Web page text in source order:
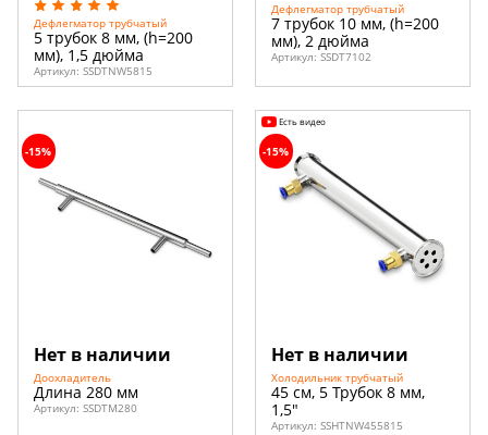
Дефлегматор трубчатый
5 трубок 8 мм, (h=200
мм), 1,5 дюйма
Артикул: SSDTNW5815
Дефлегматор трубчатый
7 трубок 10 мм, (h=200
мм), 2 дюйма
Артикул: SSDT7102
Нет в наличии
Доохладитель
Длина 280 мм
Артикул: SSDTM280
-15%
Есть видео
Нет в наличии
Холодильник трубчатый
45 см, 5 Трубок 8 мм,
1,5"
Артикул: SSHTNW455815
-15%